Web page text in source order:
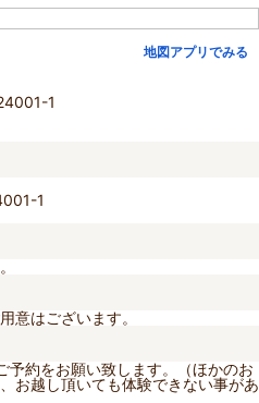
地図アプリでみる
1
1
意はございます。
予約をお願い致します。（ほかのお
お越し頂いても体験できない事があ